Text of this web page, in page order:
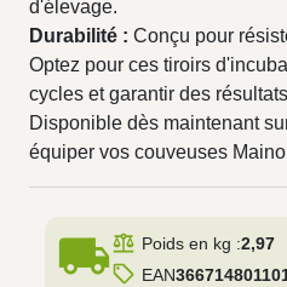
d'élevage.
Durabilité : Conçu pour
Optez pour ces tiroirs
cycles et garantir des
Disponible dès maintenant
équiper vos couveuses
local_shipping Poids en kg :2,97
EAN